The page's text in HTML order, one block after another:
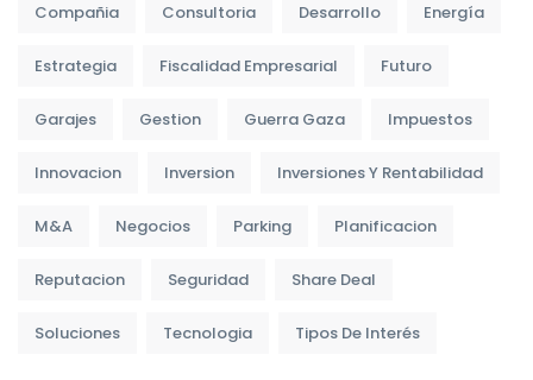
Compañia Consultoria Desarrollo Energía
Estrategia Fiscalidad Empresarial Futuro
Garajes Gestion Guerra Gaza Impuestos
Innovacion Inversion Inversiones Y Rentabilidad
M&A Negocios Parking Planificacion
Reputacion Seguridad Share Deal
Soluciones Tecnologia Tipos De Interés